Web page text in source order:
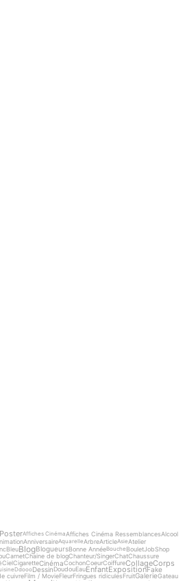
PosterAffiches CinémaAffiches Cinéma RessemblancesAlcool
AnniversaireAquarelleArbreArticleAsieAtelier
BleuBlogBlogueursBonne AnnéeBouche BouletJobShop
CarnetChaine de blogChanteur/SingerChatChaussure
CielCigaretteCinémaCochonCoeurCoiffureCollageCorps
DdoooDessinDoudouEauEnfantExpositionFake
cuivreFilm / MovieFleurFringues ridiculesFruitGalerieGateau